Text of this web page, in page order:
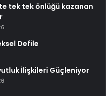
tek tek önlüğü kazanan
Defile
İlişkileri Güçleniyor